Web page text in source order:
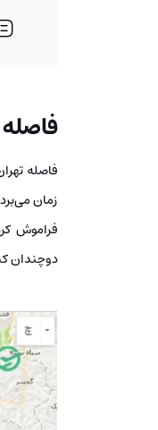
زمان
فراموش
دوچندان